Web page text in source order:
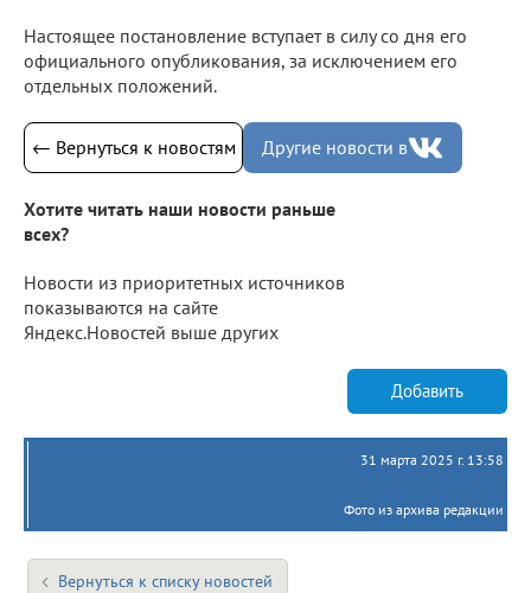
Настоящее постановление вступает в силу со дня его
официального опубликования, за исключением его
отдельных положений.
← Вернуться к новостям Другие новости в
Хотите читать наши новости раньше
всех?
Новости из приоритетных источников
показываются на сайте
Яндекс.Новостей выше других
Добавить
31 марта 2025 г. 13:58
Фото из архива редакции
Вернуться к списку новостей